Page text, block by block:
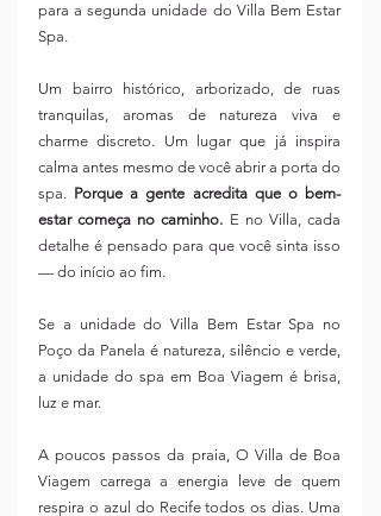
para a segunda unidade do Villa Bem Estar
Spa.
Um bairro histórico, arborizado, de ruas
tranquilas, aromas de natureza viva e
charme discreto. Um lugar que já inspira
calma antes mesmo de você abrir a porta do
spa. Porque a gente acredita que o bem-
estar começa no caminho. E no Villa, cada
detalhe é pensado para que você sinta isso
— do início ao fim.
Se a unidade do Villa Bem Estar Spa no
Poço da Panela é natureza, silêncio e verde,
a unidade do spa em Boa Viagem é brisa,
luz e mar.
A poucos passos da praia, O Villa de Boa
Viagem carrega a energia leve de quem
respira o azul do Recife todos os dias. Uma